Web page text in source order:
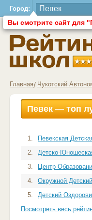
Город:
Вы смотрите сайт для
Главная Чукотский
Певек — топ
1.
Певекская
2.
Детско-
3.
Центр
4.
Окружной
5.
Детский
Посмотреть весь